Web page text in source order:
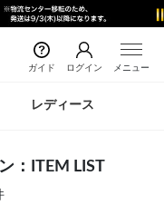
ガイド ログイン メニュー
レディース
：ITEM LIST